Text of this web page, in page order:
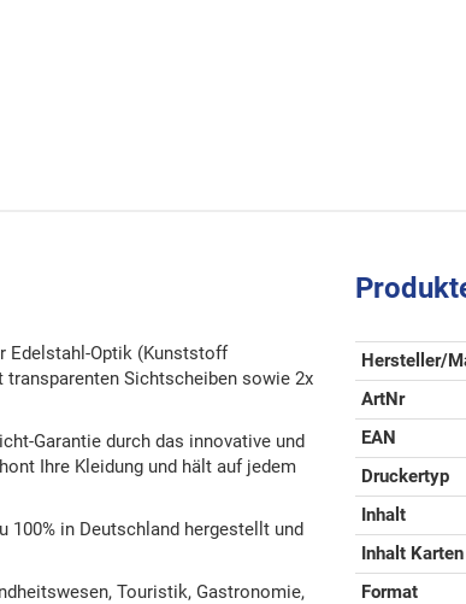
Edelstahl-Optik (Kunststoff
Sichtscheiben sowie 2x
Garantie durch das innovative und
Ihre Kleidung und hält auf jedem
100% in Deutschland hergestellt und
Touristik, Gastronomie,
Hersteller/
ArtNr
EAN
Druckertyp
Inhalt
Inhalt Karten
Format